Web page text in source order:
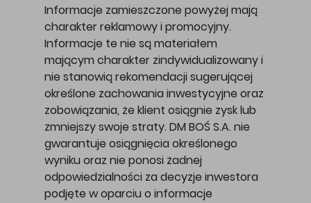
Informacje zamieszczone powyżej mają
charakter reklamowy i promocyjny.
Informacje te nie są materiałem
mającym charakter zindywidualizowany i
nie stanowią rekomendacji sugerującej
określone zachowania inwestycyjne oraz
zobowiązania, że klient osiągnie zysk lub
zmniejszy swoje straty. DM BOŚ S.A. nie
gwarantuje osiągnięcia określonego
wyniku oraz nie ponosi żadnej
odpowiedzialności za decyzje inwestora
podjęte w oparciu o informacje